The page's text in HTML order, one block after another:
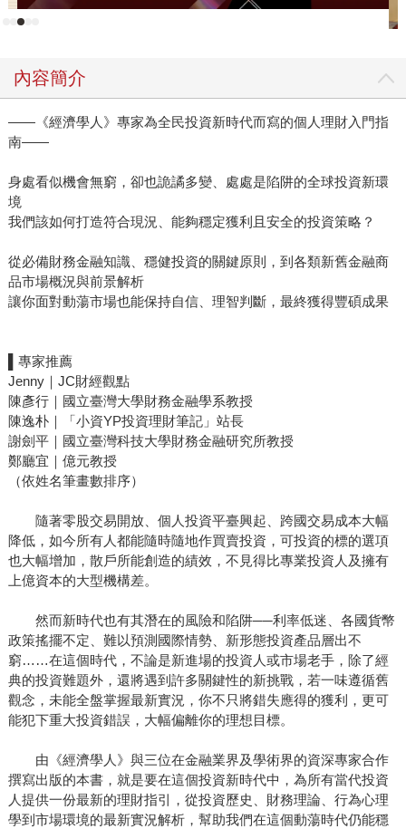
內容簡介
——《經濟學人》專家為全民投資新時代而寫的個人理財入門指
南——
身處看似機會無窮，卻也詭譎多變、處處是陷阱的全球投資新環
境
我們該如何打造符合現況、能夠穩定獲利且安全的投資策略？
從必備財務金融知識、穩健投資的關鍵原則，到各類新舊金融商
品市場概況與前景解析
讓你面對動蕩市場也能保持自信、理智判斷，最終獲得豐碩成果
▌專家推薦
Jenny｜JC財經觀點
陳彥行｜國立臺灣大學財務金融學系教授
陳逸朴｜「小資YP投資理財筆記」站長
謝劍平｜國立臺灣科技大學財務金融研究所教授
鄭廳宜｜億元教授
（依姓名筆畫數排序）
隨著零股交易開放、個人投資平臺興起、跨國交易成本大幅
降低，如今所有人都能隨時隨地作買賣投資，可投資的標的選項
也大幅增加，散戶所能創造的績效，不見得比專業投資人及擁有
上億資本的大型機構差。
然而新時代也有其潛在的風險和陷阱──利率低迷、各國貨幣
政策搖擺不定、難以預測國際情勢、新形態投資產品層出不
窮……在這個時代，不論是新進場的投資人或市場老手，除了經
典的投資難題外，還將遇到許多關鍵性的新挑戰，若一味遵循舊
觀念，未能全盤掌握最新實況，你不只將錯失應得的獲利，更可
能犯下重大投資錯誤，大幅偏離你的理想目標。
由《經濟學人》與三位在金融業界及學術界的資深專家合作
撰寫出版的本書，就是要在這個投資新時代中，為所有當代投資
人提供一份最新的理財指引，從投資歷史、財務理論、行為心理
學到市場環境的最新實況解析，幫助我們在這個動蕩時代仍能穩